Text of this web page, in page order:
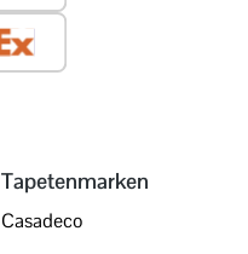
Tapetenmarken
Casadeco